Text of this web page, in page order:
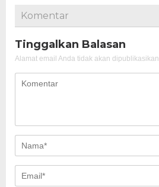
Komentar
Tinggalkan Balasan
Alamat email Anda tidak akan dipublikasikan.